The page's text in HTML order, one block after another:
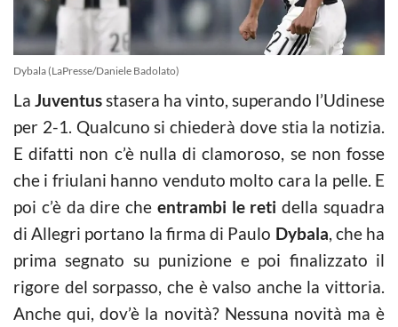
Dybala (LaPresse/Daniele Badolato)
La Juventusstasera ha vinto, superando l’Udinese
per 2-1. Qualcuno si chiederà dove stia la notizia.
E difatti non c’è nulla di clamoroso, se non fosse
che i friulani hanno venduto molto cara la pelle. E
poi c’è da dire che entrambi le reti della squadra
di Allegri portano la firma di Paulo Dybala, che ha
prima segnato su punizione e poi finalizzato il
rigore del sorpasso, che è valso anche la vittoria.
Anche qui, dov’è la novità? Nessuna novità ma è